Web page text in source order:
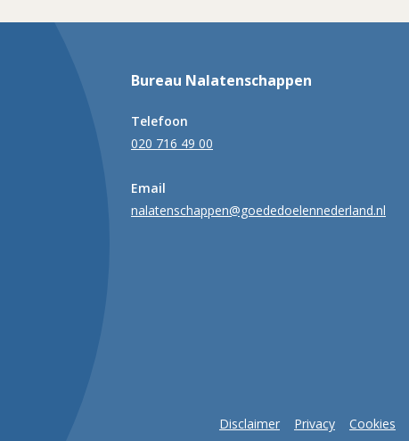
Bureau Nalatenschappen
Telefoon
020 716 49 00
Email
nalatenschappen@goededoelennederland.nl
Disclaimer Privacy Cookies